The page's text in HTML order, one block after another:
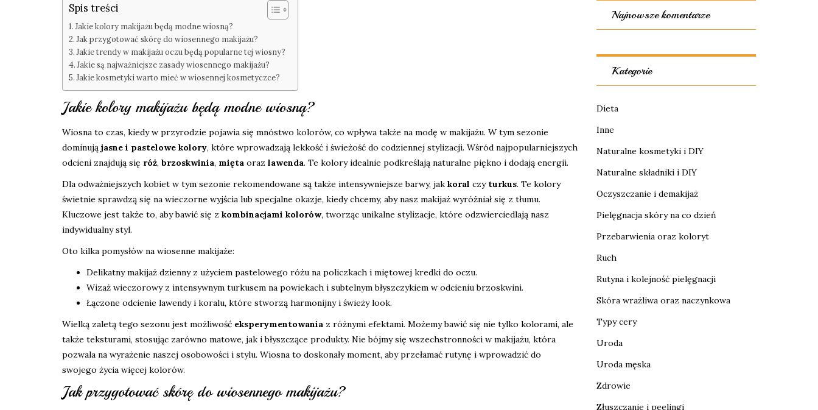
Spis treści
Jakie kolory makijażu będą modne wiosną?
Jak przygotować skórę do wiosennego makijażu?
Jakie trendy w makijażu oczu będą popularne tej wiosny?
Jakie są najważniejsze zasady wiosennego makijażu?
Jakie kosmetyki warto mieć w wiosennej kosmetyczce?
Jakie kolory makijażu będą modne wiosną?
Wiosna to czas, kiedy w przyrodzie pojawia się mnóstwo kolorów, co wpływa także na modę w makijażu. W tym sezonie
dominują jasne i pastelowe kolory, które wprowadzają lekkość i świeżość do codziennej stylizacji. Wśród najpopularniejszych
odcieni znajdują się róż, brzoskwinia, mięta oraz lawenda. Te kolory idealnie podkreślają naturalne piękno i dodają energii.
Dla odważniejszych kobiet w tym sezonie rekomendowane są także intensywniejsze barwy, jak koral czy turkus. Te kolory
świetnie sprawdzą się na wieczorne wyjścia lub specjalne okazje, kiedy chcemy, aby nasz makijaż wyróżniał się z tłumu.
Kluczowe jest także to, aby bawić się z kombinacjami kolorów, tworząc unikalne stylizacje, które odzwierciedlają nasz
indywidualny styl.
Oto kilka pomysłów na wiosenne makijaże:
Delikatny makijaż dzienny z użyciem pastelowego różu na policzkach i miętowej kredki do oczu.
Wizaż wieczorowy z intensywnym turkusem na powiekach i subtelnym błyszczykiem w odcieniu brzoskwini.
Łączone odcienie lawendy i koralu, które stworzą harmonijny i świeży look.
Wielką zaletą tego sezonu jest możliwość eksperymentowania z różnymi efektami. Możemy bawić się nie tylko kolorami, ale
także teksturami, stosując zarówno matowe, jak i błyszczące produkty. Nie bójmy się wszechstronności w makijażu, która
pozwala na wyrażenie naszej osobowości i stylu. Wiosna to doskonały moment, aby przełamać rutynę i wprowadzić do
swojego życia więcej kolorów.
Jak przygotować skórę do wiosennego makijażu?
Najnowsze komentarze
Kategorie
Dieta
Inne
Naturalne kosmetyki i DIY
Naturalne składniki i DIY
Oczyszczanie i demakijaż
Pielęgnacja skóry na co dzień
Przebarwienia oraz koloryt
Ruch
Rutyna i kolejność pielęgnacji
Skóra wrażliwa oraz naczynkowa
Typy cery
Uroda
Uroda męska
Zdrowie
Złuszczanie i peelingi